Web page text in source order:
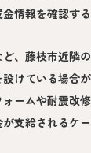
情報を確認する
、藤枝市近隣
けている場合
ームや耐震改
支給されるケ